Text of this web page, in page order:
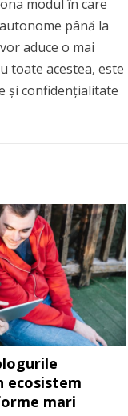
modul în care
până la
aduce o mai
toate acestea, este
și confidențialitate
ecosistem
mari